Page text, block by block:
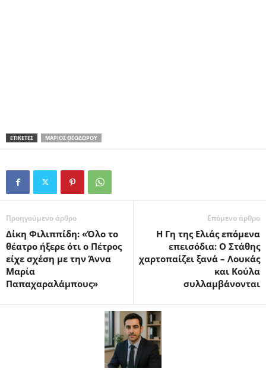
ΕΤΙΚΕΤΕΣ ΜΆΡΙΟΣ ΘΕΟΔΏΡΟΥ
Προηγούμενο άρθρο
Δίκη Φιλιππίδη: «Όλο το
θέατρο ήξερε ότι ο Πέτρος
είχε σχέση με την Άννα
Μαρία
Παπαχαραλάμπους»
Επόμενο άρθρο
Η Γη της Ελιάς επόμενα
επεισόδια: Ο Στάθης
χαρτοπαίζει ξανά – Λουκάς
και Κούλα
συλλαμβάνονται